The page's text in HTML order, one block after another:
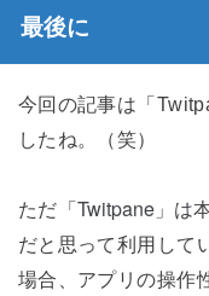
最後に
今回の記事は「
したね。（笑）
ただ 「Twitpane」は
だと思って利用して
場合、アプリの操作